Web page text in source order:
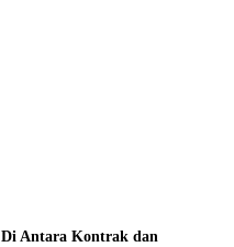
Di Antara Kontrak dan